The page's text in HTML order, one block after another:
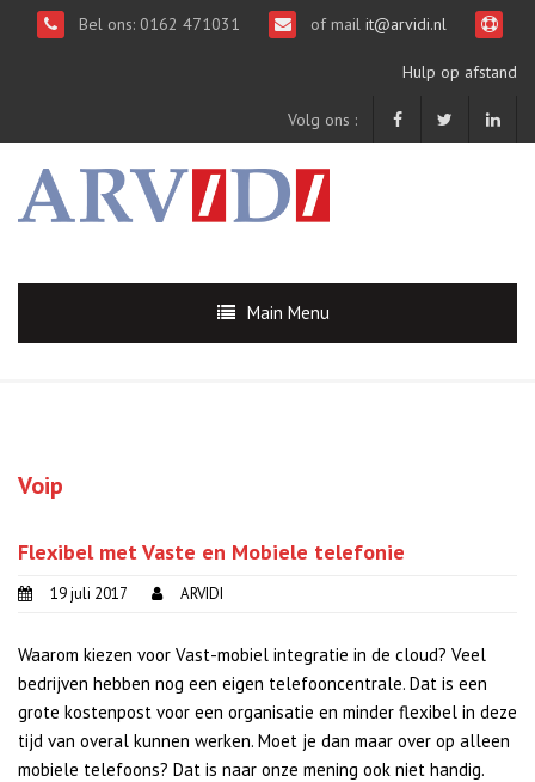
Bel ons: 0162 471031 of mail it@arvidi.nl
Hulp op afstand
Volg ons :
Main Menu
Voip
Flexibel met Vaste en Mobiele telefonie
19 juli 2017 ARVIDI
Waarom kiezen voor Vast-mobiel integratie in de cloud? Veel
bedrijven hebben nog een eigen telefooncentrale. Dat is een
grote kostenpost voor een organisatie en minder flexibel in deze
tijd van overal kunnen werken. Moet je dan maar over op alleen
mobiele telefoons? Dat is naar onze mening ook niet handig.